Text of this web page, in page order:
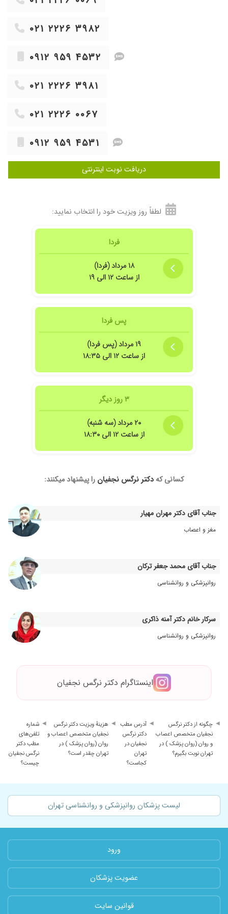
بیخوابی که با روان درمانی و مصرف دارو برطرف شد ۱۴۰۴/۰۶/۲۸۰۲۱ ۲۲۲۶ ۳۹۸۲
۰۹۱۲ ۹۵۹ ۴۵۳۲
۰۲۱ ۲۲۲۶ ۳۹۸۱
۰۲۱ ۲۲۲۶ ۰۰۶۷
۰۹۱۲ ۹۵۹ ۴۵۳۱
دریافت نوبت اینترنتی
لطفاً روز ویزیت خود را انتخاب نمایید:
فردا
۱۸ مرداد (فردا)
از ساعت ۱۲ الی ۱۹
پس فردا
۱۹ مرداد (پس فردا)
از ساعت ۱۲ الی ۱۸:۳۵
۳ روز دیگر
۲۰ مرداد (سه شنبه)
از ساعت ۱۲ الی ۱۸:۳۰
کسانی که دکتر نرگس نجفیان را پیشنهاد میکنند:
جناب آقای دکتر مهران مهیار
مغز و اعصاب
جناب آقای محمد جعفر ترکان
روانپزشکی و روانشناسی
سرکار خانم دکتر آمنه ذاکری
روانپزشکی و روانشناسی
اینستاگرام دکتر نرگس نجفیان
چگونه از دکتر نرگس
نجفیان متخصص اعصاب
و روان (روان پزشک ) در
تهران نوبت بگیرم؟
آدرس مطب
دکتر نرگس
نجفیان در
تهران
کجاست؟
هزینهٔ ویزیت دکتر نرگس
نجفیان متخصص اعصاب و
روان (روان پزشک ) در
تهران چقدر است؟
شماره
تلفن‌های
مطب دکتر
نرگس نجفیان
چیست؟
لیست پزشکان روانپزشکی و روانشناسی تهران
ورود
عضویت پزشکان
قوانین سایت